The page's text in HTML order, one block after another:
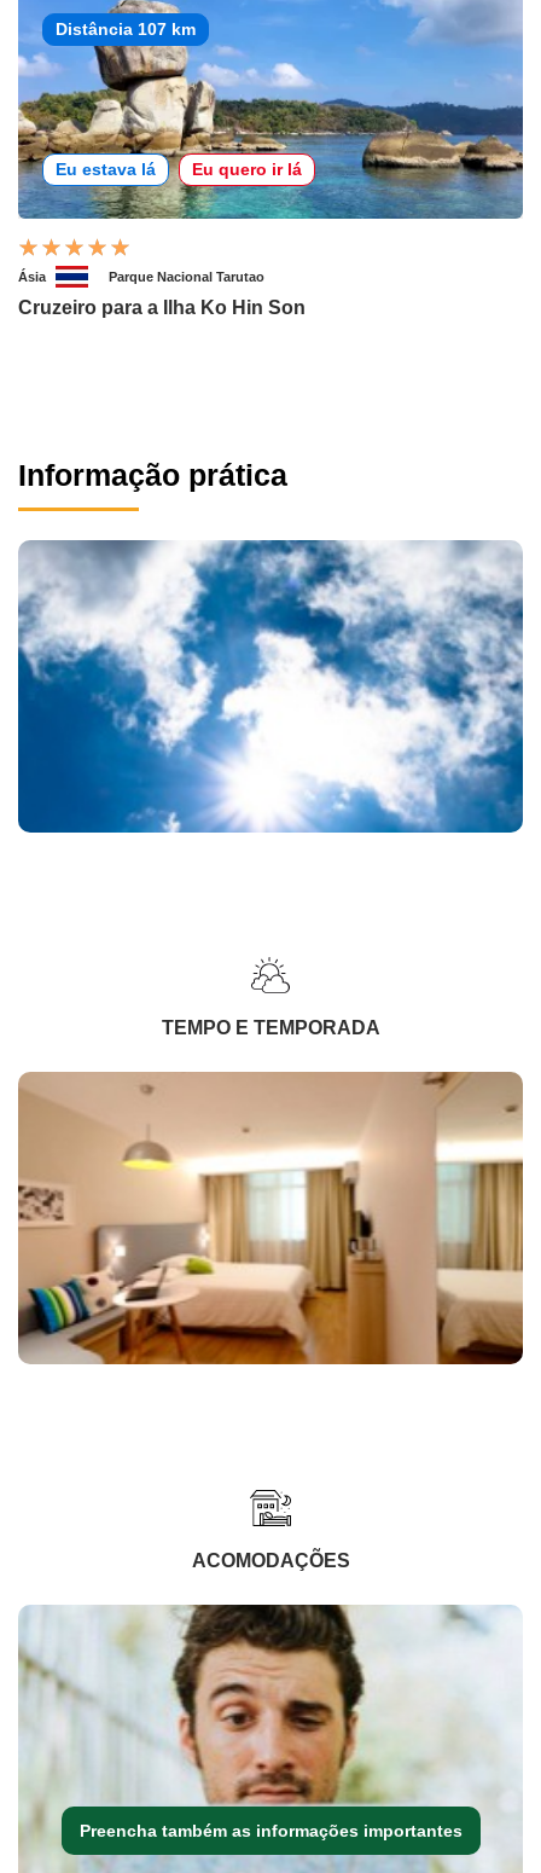
Distância 107 km
Eu estava lá Eu quero ir lá
Ásia Parque Nacional Tarutao
Cruzeiro para a Ilha Ko Hin Son
Informação prática
TEMPO E TEMPORADA
ACOMODAÇÕES
Preencha também as informações importantes